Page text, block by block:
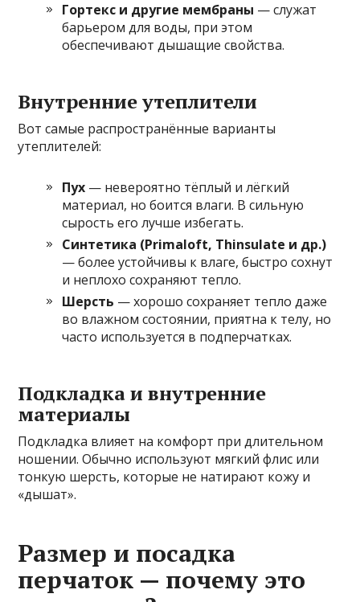
Гортекс и другие мембраны — служат
барьером для воды, при этом
обеспечивают дышащие свойства.
Внутренние утеплители
Вот самые распространённые варианты
утеплителей:
Пух — невероятно тёплый и лёгкий
материал, но боится влаги. В сильную
сырость его лучше избегать.
Синтетика (Primaloft, Thinsulate и др.)
— более устойчивы к влаге, быстро сохнут
и неплохо сохраняют тепло.
Шерсть — хорошо сохраняет тепло даже
во влажном состоянии, приятна к телу, но
часто используется в подперчатках.
Подкладка и внутренние
материалы
Подкладка влияет на комфорт при длительном
ношении. Обычно используют мягкий флис или
тонкую шерсть, которые не натирают кожу и
«дышат».
Размер и посадка
перчаток — почему это